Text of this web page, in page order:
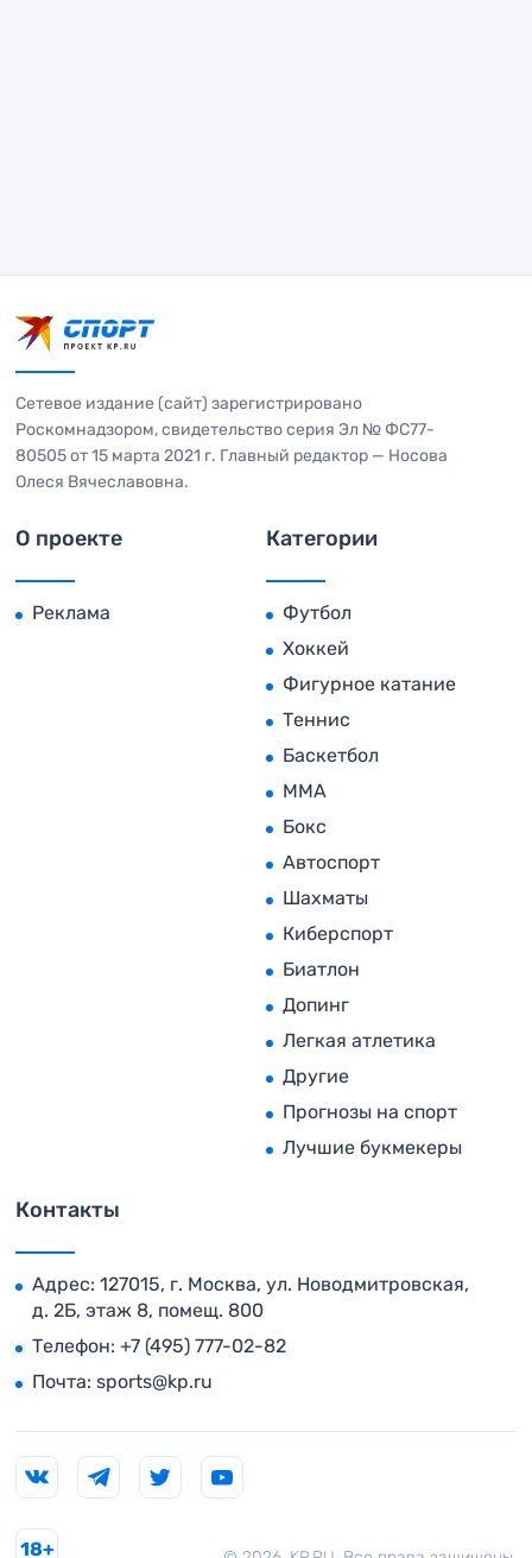
Сетевое издание (сайт) зарегистрировано
Роскомнадзором, свидетельство серия Эл № ФС77-
80505 от 15 марта 2021 г. Главный редактор — Носова
Олеся Вячеславовна.
О проекте
Реклама
Категории
Футбол
Хоккей
Фигурное катание
Теннис
Баскетбол
MMA
Бокс
Автоспорт
Шахматы
Киберспорт
Биатлон
Допинг
Легкая атлетика
Другие
Прогнозы на спорт
Лучшие букмекеры
Контакты
Адрес: 127015, г. Москва, ул. Новодмитровская,
д. 2Б, этаж 8, помещ. 800
Телефон: +7 (495) 777-02-82
Почта: sports@kp.ru
18+